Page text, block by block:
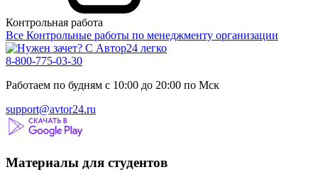
Контрольная работа
Все Контрольные работы по менеджменту организации
8-800-775-03-30
Работаем по будням с 10:00 до 20:00 по Мск
support@avtor24.ru
Материалы для студентов